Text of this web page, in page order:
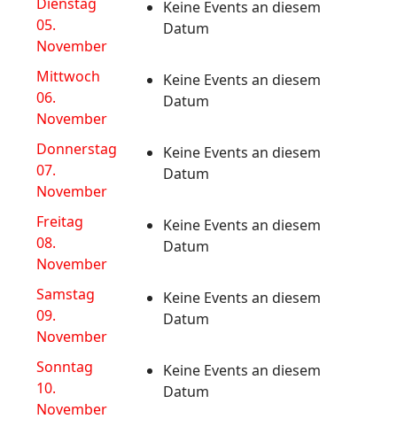
05.
November
Keine Events an diesem
Datum
Mittwoch
06.
November
Keine Events an diesem
Datum
Donnerstag
07.
November
Keine Events an diesem
Datum
Freitag
08.
November
Keine Events an diesem
Datum
Samstag
09.
November
Keine Events an diesem
Datum
Sonntag
10.
November
Keine Events an diesem
Datum